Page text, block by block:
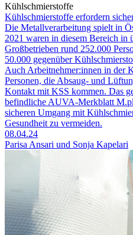
Kühlschmierstoffe
Kühlschmierstoffe erfordern
Die Metallverarbeitung spielt in
2021 waren in diesem Bereich
Großbetrieben rund 252.000
50.000 gegenüber
Auch Arbeit­nehmer:innen in der
Personen, die Absaug- und
Kontakt mit KSS kommen. Das
befindliche AUVA-Merkblatt
sicheren Umgang mit
Gesund­heit zu vermeiden.
08.04.24
Parisa Ansari und Sonja Kapelari